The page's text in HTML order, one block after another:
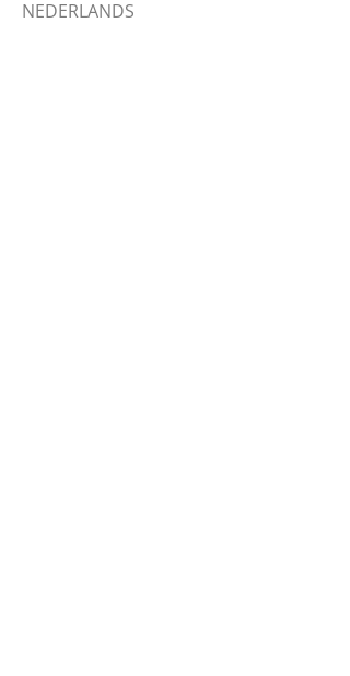
NEDERLANDS